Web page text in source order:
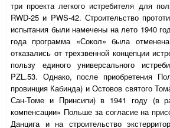
три проекта легкого истребителя для
RWD-25 и PWS-42. Строительство
испытания были намечены на лето 1940
года программа «Сокол» была
отказались от трехзвенной концепции
пользу единого универсального
PZL.53. Однако, после приобретения
провинция Кабинда) и Остовов святого
Сан-Томе и Принсипи) в 1941 году (в
компенсации» Польше за согласие на
Данцига и на строительство